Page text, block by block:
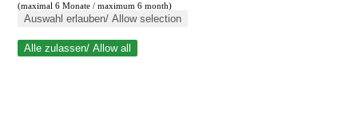
Suche schließen
(maximal 6 Monate / maximum 6 month)
Auswahl erlauben/ Allow selection
Alle zulassen/ Allow all